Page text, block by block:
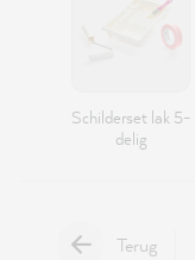
Schilderset lak 5-
delig
Terug